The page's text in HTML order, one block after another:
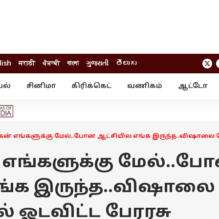
मराठी ਪੰਜਾਬੀ বাংলা ગુજરાતી తెలుగు
சினிமா கிரிக்கெட் வணிகம் ஆட்டோ
எங்களுக்கு மேல்..போன ஆட்சியில எங்க இருந்த..விஷாலை
இருந்த..விஷாலை
பேரரசு